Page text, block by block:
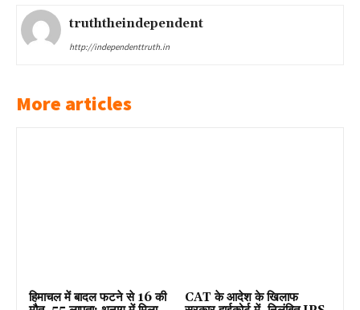
truththeindependent
http://independenttruth.in
More articles
हिमाचल में बादल फटने से 16 की
CAT के आदेश के खिलाफ